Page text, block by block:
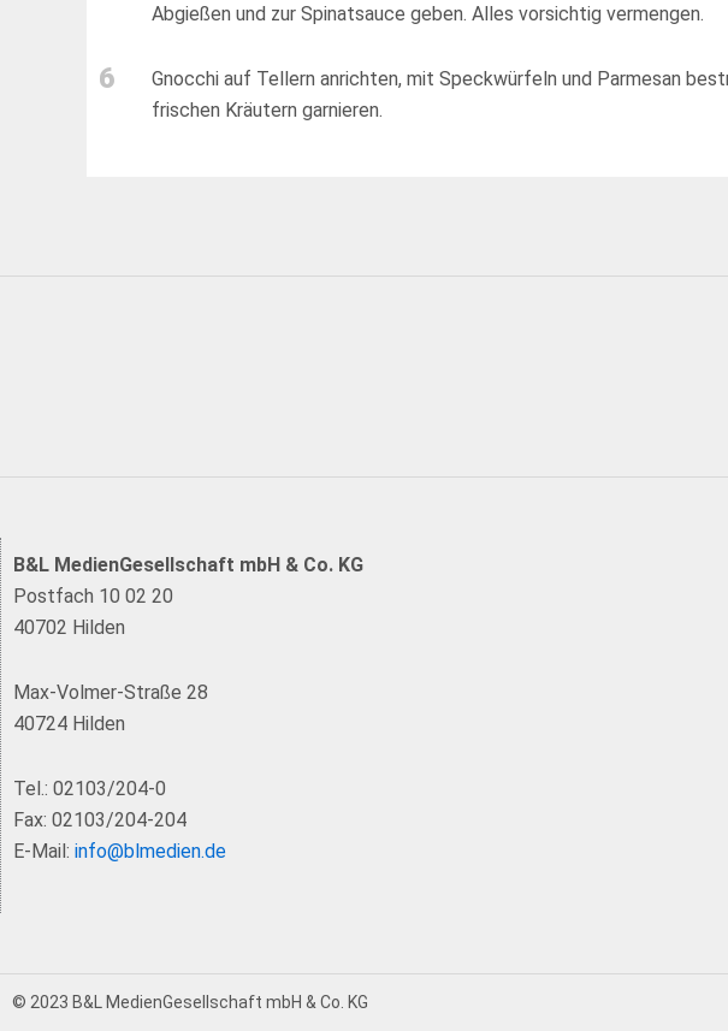
Abgießen und zur Spinatsauce geben. Alles vorsichtig vermengen.
6
Gnocchi auf Tellern anrichten, mit Speckwürfeln und Parmesan
frischen Kräutern garnieren.
B&L MedienGesellschaft mbH & Co. KG
Postfach 10 02 20
40702 Hilden
Max-Volmer-Straße 28
40724 Hilden
Tel.: 02103/204-0
Fax: 02103/204-204
E-Mail: info@blmedien.de
© 2023 B&L MedienGesellschaft mbH & Co. KG